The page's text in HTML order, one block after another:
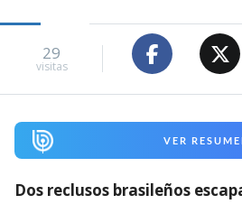
29
visitas
VER
Dos reclusos brasileños